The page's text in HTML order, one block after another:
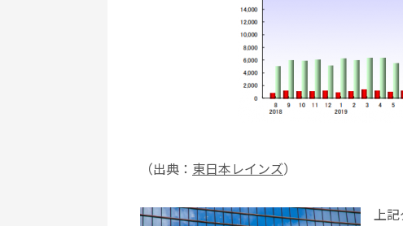
（出典： 東日本レインズ）
上